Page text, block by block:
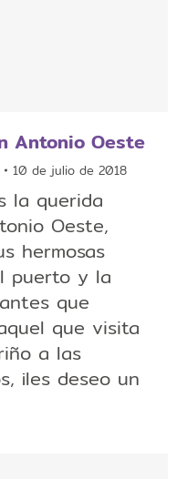
Antonio Oeste
10 de julio de 2018
la querida
Oeste,
hermosas
puerto y la
que
que visita
a las
¡les deseo un